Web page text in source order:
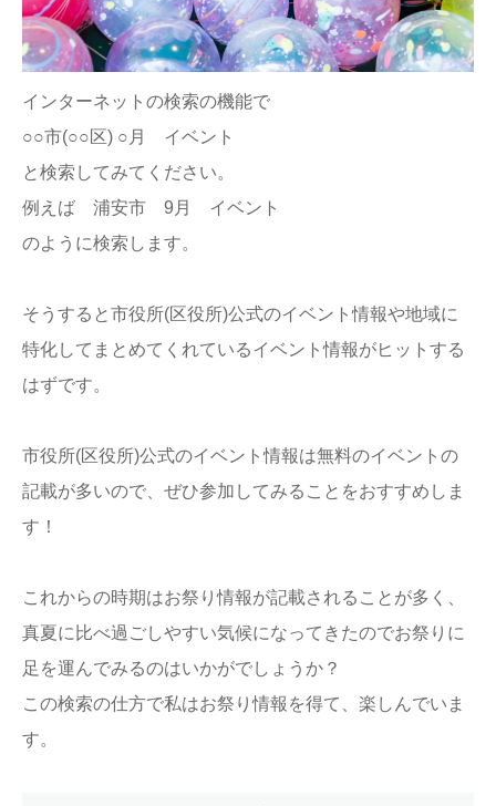
インターネットの検索の機能で
○○市(○○区) ○月 イベント
と検索してみてください。
例えば 浦安市 9月 イベント
のように検索します。
そうすると市役所(区役所)公式のイベント情報や地域に
特化してまとめてくれているイベント情報がヒットする
はずです。
市役所(区役所)公式のイベント情報は無料のイベントの
記載が多いので、ぜひ参加してみることをおすすめしま
す！
これからの時期はお祭り情報が記載されることが多く、
真夏に比べ過ごしやすい気候になってきたのでお祭りに
足を運んでみるのはいかがでしょうか？
この検索の仕方で私はお祭り情報を得て、楽しんでいま
す。